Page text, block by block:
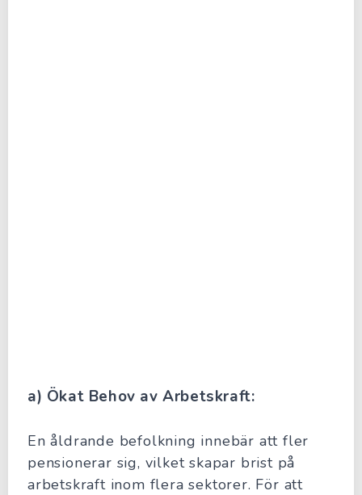
a) Ökat Behov av Arbetskraft:
En åldrande befolkning innebär att fler
pensionerar sig, vilket skapar brist på
arbetskraft inom flera sektorer. För att